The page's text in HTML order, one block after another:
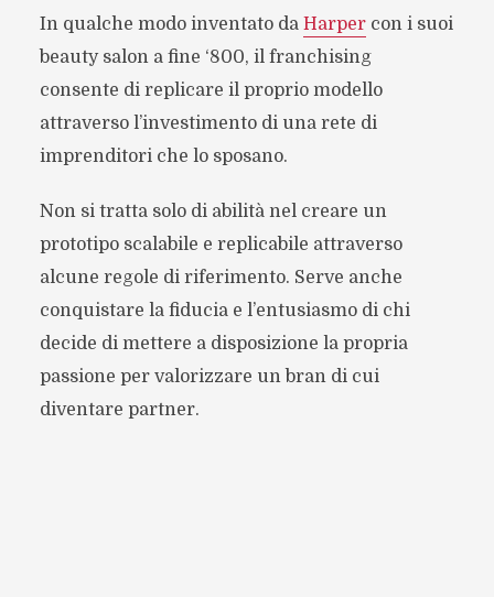
In qualche modo inventato da Harpercon i suoi
beauty salon a fine ‘800, il franchising
consente di replicare il proprio modello
attraverso l’investimento di una rete di
imprenditori che lo sposano.
Non si tratta solo di abilità nel creare un
prototipo scalabile e replicabile attraverso
alcune regole di riferimento. Serve anche
conquistare la fiducia e l’entusiasmo di chi
decide di mettere a disposizione la propria
passione per valorizzare un bran di cui
diventare partner.